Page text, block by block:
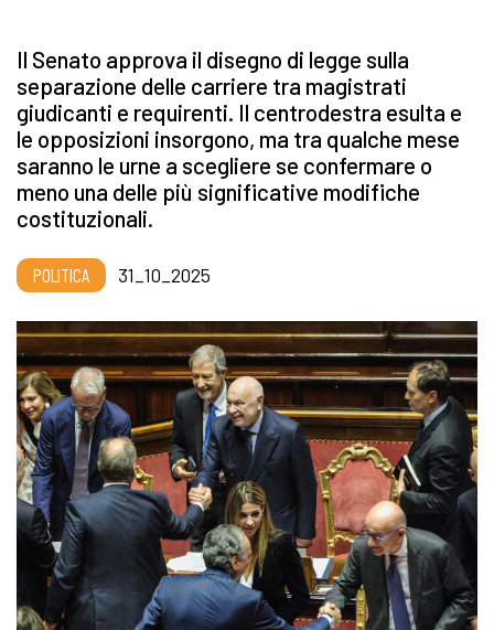
Il Senato approva il disegno di legge sulla
separazione delle carriere tra magistrati
giudicanti e requirenti. Il centrodestra esulta e
le opposizioni insorgono, ma tra qualche mese
saranno le urne a scegliere se confermare o
meno una delle più significative modifiche
costituzionali.
POLITICA 31_10_2025